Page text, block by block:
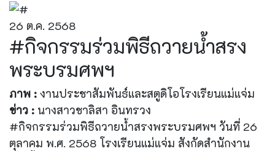
26 ต.ค. 2568
#กิจกรรมร่วมพิธีถวายน้ำสรง
พระบรมศพฯ
ภาพ : งานประชาสัมพันธ์และสตูดิโอโรงเรียนแม่แจ่ม
ข่าว : นางสาวชาลิสา อินทรวง
#กิจกรรมร่วมพิธีถวายน้ำสรงพระบรมศพฯ วันที่ 26
ตุลาคม พ.ศ. 2568 โรงเรียนแม่แจ่ม สังกัดสำนักงาน